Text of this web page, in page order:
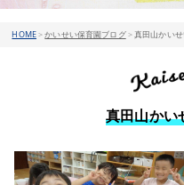
HOME>かいせい保育園ブログ>真田山かい
真田山かい